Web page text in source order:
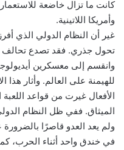
كانت ما تزال خاضعة
وأمريكا اللاتينية.
غير أن النظام الدولي الذي
تحول جذري. فقد تصدع تحالف
وانقسم إلى معسكرين
للهيمنة على العالم. وأثار
الأفعال غيرت من قواعد
الميثاق. ففي ظل النظام
ولم يعد العدو قاصرًا
في خندق واحد أثناء الحرب،